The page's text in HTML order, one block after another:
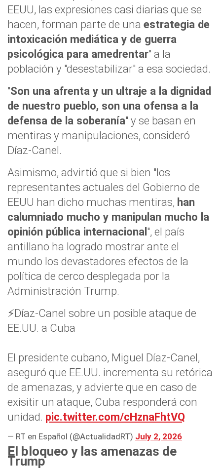
EEUU, las expresiones casi diarias que se
hacen, forman parte de una estrategia de
intoxicación mediática y de guerra
psicológica para amedrentar" a la
población y "desestabilizar" a esa sociedad.
"Son una afrenta y un ultraje a la dignidad
de nuestro pueblo, son una ofensa a la
defensa de la soberanía" y se basan en
mentiras y manipulaciones, consideró
Díaz-Canel.
Asimismo, advirtió que si bien "los
representantes actuales del Gobierno de
EEUU han dicho muchas mentiras, han
calumniado mucho y manipulan mucho la
opinión pública internacional", el país
antillano ha logrado mostrar ante el
mundo los devastadores efectos de la
política de cerco desplegada por la
Administración Trump.
⚡️Díaz-Canel sobre un posible ataque de
EE.UU. a Cuba
El presidente cubano, Miguel Díaz-Canel,
aseguró que EE.UU. incrementa su retórica
de amenazas, y advierte que en caso de
exisitir un ataque, Cuba responderá con
unidad. pic.twitter.com/cHznaFhtVQ
— RT en Español (@ActualidadRT) July 2, 2026
El bloqueo y las amenazas de
Trump